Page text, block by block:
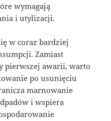
wymagają
i utylizacji.
w coraz bardziej
Zamiast
pierwszej awarii, warto
po usunięciu
marnowanie
i wspiera